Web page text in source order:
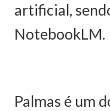
artificial,
NotebookLM.
Palmas é um